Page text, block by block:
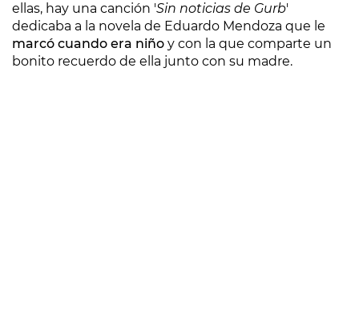
ellas, hay una canción 'Sin noticias de Gurb'
dedicaba a la novela de Eduardo Mendoza que le
marcó cuando era niño y con la que comparte un
bonito recuerdo de ella junto con su madre.